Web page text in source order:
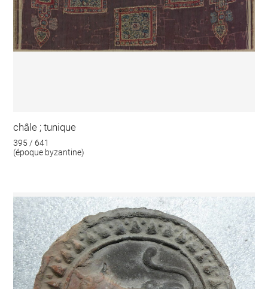
châle ; tunique
395 / 641
(époque byzantine)